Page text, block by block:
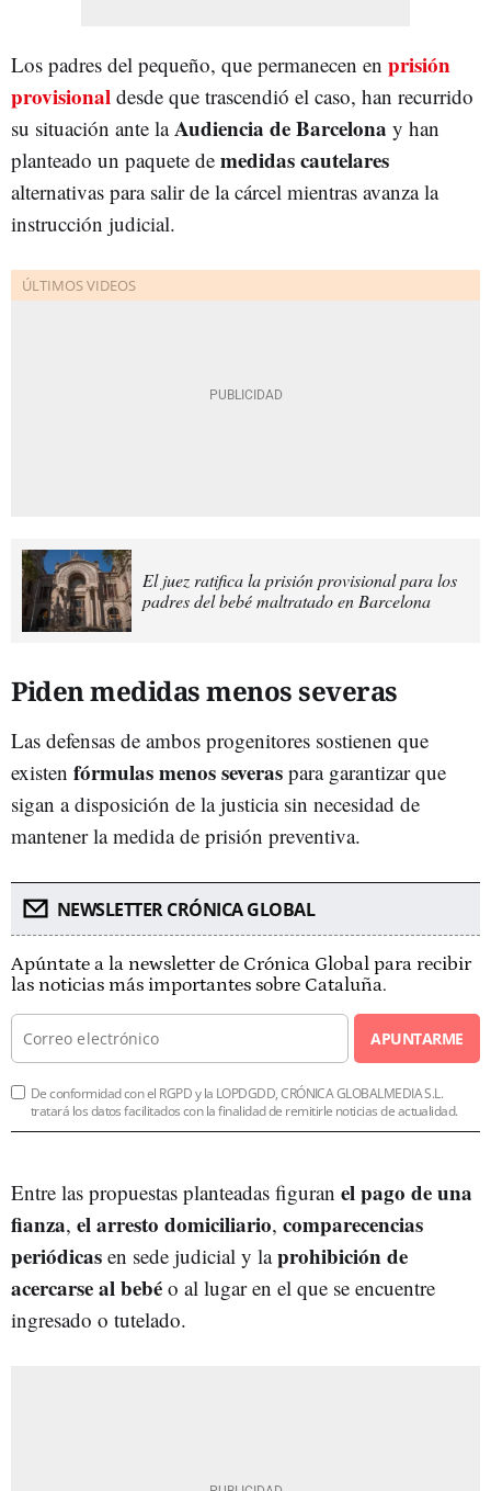
Los padres del pequeño, que permanecen en prisión
provisional desde que trascendió el caso, han recurrido
su situación ante laAudiencia de Barcelona y han
planteado un paquete de medidas cautelares
alternativas para salir de la cárcel mientras avanza la
instrucción judicial.
El juez ratifica la prisión provisional para los
padres del bebé maltratado en Barcelona
Piden medidas menos severas
Las defensas de ambos progenitores sostienen que
existen fórmulas menos severas para garantizar que
sigan a disposición de la justicia sin necesidad de
mantener la medida de prisión preventiva.
NEWSLETTER CRÓNICA GLOBAL
Apúntate a la newsletter de Crónica Global para recibir
las noticias más importantes sobre Cataluña.
APUNTARME
De conformidad con el RGPD y la LOPDGDD, CRÓNICA GLOBALMEDIA S.L.
tratará los datos facilitados con la finalidad de remitirle noticias de actualidad.
Entre las propuestas planteadas figuran el pago de una
fianza, el arresto domiciliario, comparecencias
periódicas en sede judicial y laprohibición de
acercarse al bebé o al lugar en el que se encuentre
ingresado o tutelado.